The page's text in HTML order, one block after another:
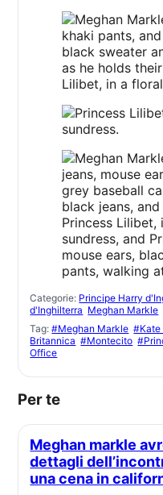
Categorie: Principe Harry
d'Inghilterra Meghan Markle
Tag:#Meghan Markle #Kate
Britannica #Montecito
Office
Per te
Meghan markle avrebbe raccontato
dettagli
una cena in